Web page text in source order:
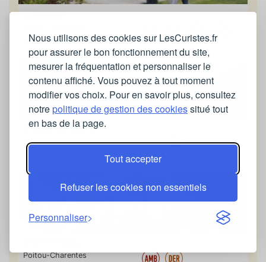
Nous utilisons des cookies sur LesCuristes.fr
pour assurer le bon fonctionnement du site,
mesurer la fréquentation et personnaliser le
contenu affiché. Vous pouvez à tout moment
modifier vos choix. Pour en savoir plus, consultez
notrepolitique de gestion des cookiessitué tout
en bas de la page.
Tout accepter
Refuser les cookies non essentiels
Personnaliser
0546990864
Brides-les-Bains
Rhône-Alpes
Poitou-Charentes